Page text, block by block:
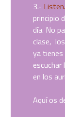
3.- Listen.
principio
día. No
clase,
ya tienes
escuchar
en los
Aquí os